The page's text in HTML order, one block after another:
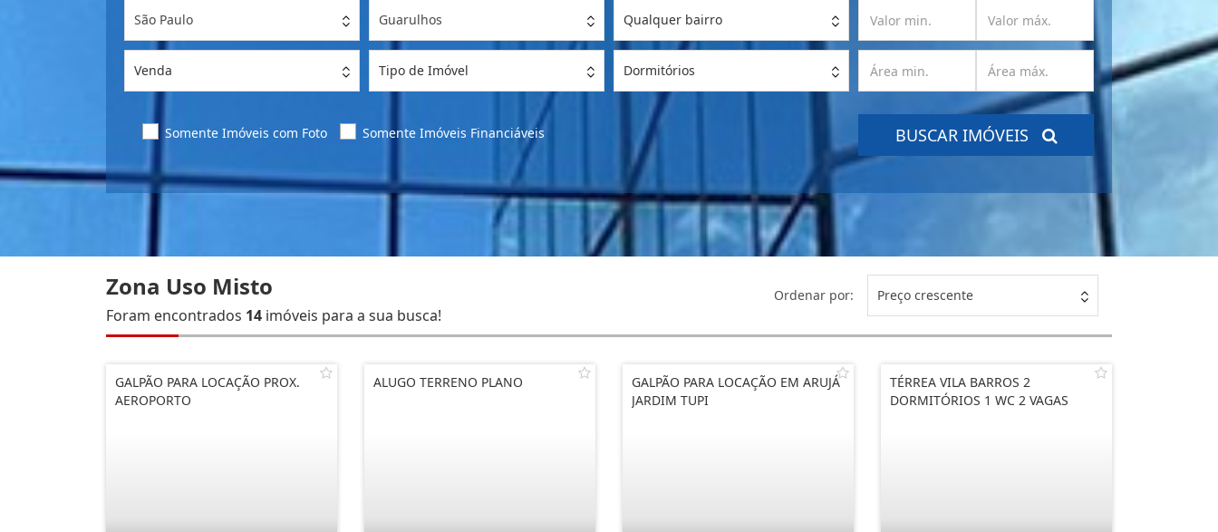
São Paulo Guarulhos Qualquer bairro
Venda Tipo de Imóvel Dormitórios
Somente Imóveis com Foto Somente Imóveis Financiáveis BUSCAR IMÓVEIS
Zona Uso Misto
Foram encontrados 14 imóveis para a sua busca!
Ordenar por: Preço crescente
GALPÃO PARA LOCAÇÃO PROX.
AEROPORTO
ALUGO TERRENO PLANO
GALPÃO PARA LOCAÇÃO EM ARUJÁ
JARDIM TUPI
TÉRREA VILA BARROS 2
DORMITÓRIOS 1 WC 2 VAGAS